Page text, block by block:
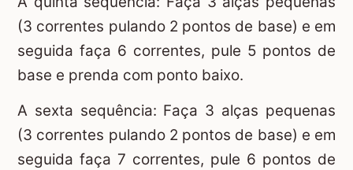
(3 correntes pulando 2 pontos de base) e em
seguida faça 6 correntes, pule 5 pontos de
base e prenda com ponto baixo.
A sexta sequência: Faça 3 alças pequenas
(3 correntes pulando 2 pontos de base) e em
seguida faça 7 correntes, pule 6 pontos de